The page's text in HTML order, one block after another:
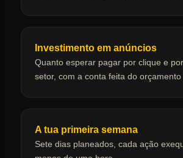
Investimento em anúncios
Quanto esperar pagar por clique e
setor, com a conta feita do orçamento
A tua primeira semana
Sete dias planeados, cada ação